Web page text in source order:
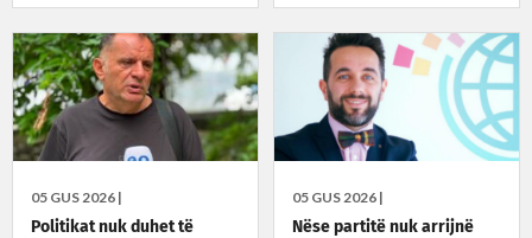
05 GUS 2026 |
Politikat nuk duhet të
05 GUS 2026 |
Nëse partitë nuk arrijnë